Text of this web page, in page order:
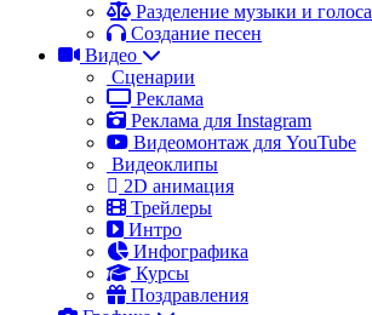
Разделение музыки и голоса
Создание песен
Видео
Сценарии
Реклама
Реклама для Instagram
Видеомонтаж для YouTube
Видеоклипы
2D анимация
Трейлеры
Интро
Инфографика
Курсы
Поздравления